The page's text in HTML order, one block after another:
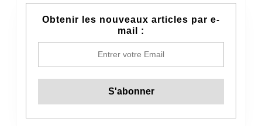
Obtenir les nouveaux articles par e-
mail :